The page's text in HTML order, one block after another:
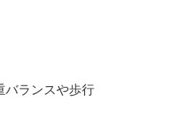
バランスや歩行